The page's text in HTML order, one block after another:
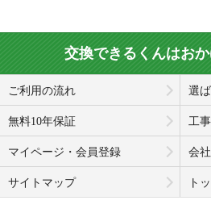
交換できるくんはお
ご利用の流れ 選
無料10年保証 工
マイページ・会員登録 会
サイトマップ ト